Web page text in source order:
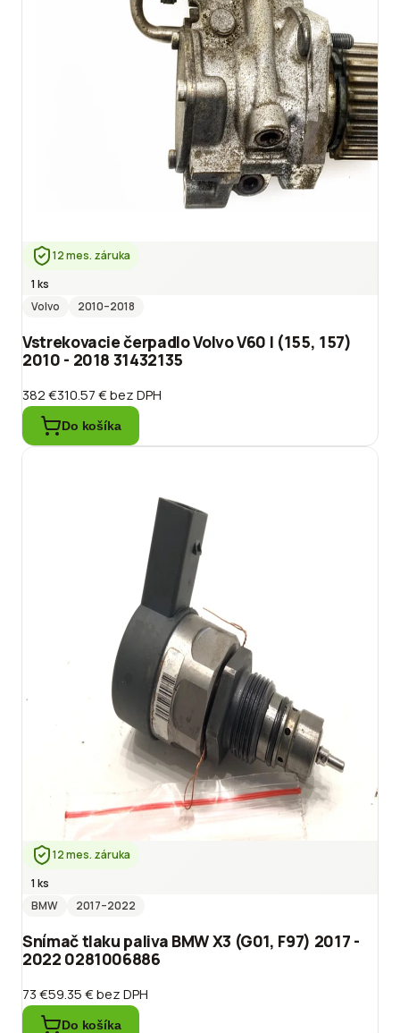
12 mes. záruka
1 ks
Volvo
2010–2018
Vstrekovacie čerpadlo Volvo V60 I (155, 157)
2010 - 2018 31432135
382 €310.57 €bez DPH
Do košíka
12 mes. záruka
1 ks
BMW
2017–2022
Snímač tlaku paliva BMW X3 (G01, F97) 2017 -
2022 0281006886
73 €59.35 €bez DPH
Do košíka